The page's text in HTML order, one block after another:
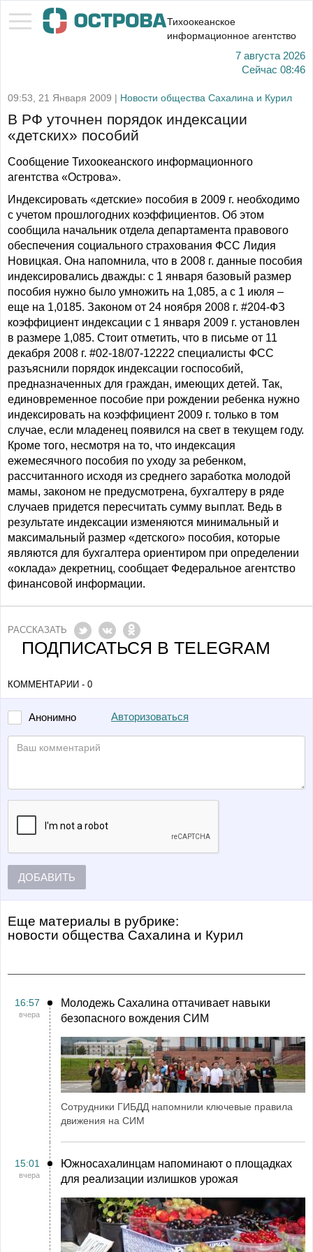
Тихоокеанское
информационное агентство
7 августа 2026
Сейчас 08:46
09:53, 21 Января 2009 | Новости общества Сахалина и Курил
В РФ уточнен порядок индексации
«детских» пособий
Сообщение Тихоокеанского информационного
агентства «Острова».
Индексировать «детские» пособия в 2009 г. необходимо
с учетом прошлогодних коэффициентов. Об этом
сообщила начальник отдела департамента правового
обеспечения социального страхования ФСС Лидия
Новицкая. Она напомнила, что в 2008 г. данные пособия
индексировались дважды: с 1 января базовый размер
пособия нужно было умножить на 1,085, а с 1 июля –
еще на 1,0185. Законом от 24 ноября 2008 г. #204-ФЗ
коэффициент индексации с 1 января 2009 г. установлен
в размере 1,085. Стоит отметить, что в письме от 11
декабря 2008 г. #02-18/07-12222 специалисты ФСС
разъяснили порядок индексации госпособий,
предназначенных для граждан, имеющих детей. Так,
единовременное пособие при рождении ребенка нужно
индексировать на коэффициент 2009 г. только в том
случае, если младенец появился на свет в текущем году.
Кроме того, несмотря на то, что индексация
ежемесячного пособия по уходу за ребенком,
рассчитанного исходя из среднего заработка молодой
мамы, законом не предусмотрена, бухгалтеру в ряде
случаев придется пересчитать сумму выплат. Ведь в
результате индексации изменяются минимальный и
максимальный размер «детского» пособия, которые
являются для бухгалтера ориентиром при определении
«оклада» декретниц, сообщает Федеральное агентство
финансовой информации.
РАССКАЗАТЬ
ПОДПИСАТЬСЯ В TELEGRAM
КОММЕНТАРИИ - 0
Анонимно Авторизоваться
ДОБАВИТЬ
Еще материалы в рубрике:
Новости общества Сахалина и Курил
16:57
вчера
Молодежь Сахалина оттачивает навыки
безопасного вождения СИМ
Сотрудники ГИБДД напомнили ключевые правила
движения на СИМ
15:01
вчера
Южносахалинцам напоминают о площадках
для реализации излишков урожая